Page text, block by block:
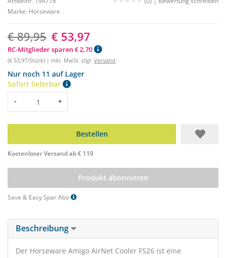
Marke: Horseware
€ 89,95 € 53,97
RC-Mitglieder sparen € 2,70
(€ 53,97/Stück) | inkl. MwSt. zzgl. Versand
Nur noch 11 auf Lager
Sofort lieferbar
Menge
- +
Bestellen
Kostenloser Versand ab € 119
Produkt abonnieren
Save & Easy Spar Abo
Beschreibung
Der Horseware Amigo AirNet Cooler FS26 ist eine